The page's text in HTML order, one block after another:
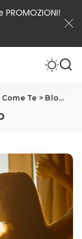
PROMOZIONI!
Te > Blog